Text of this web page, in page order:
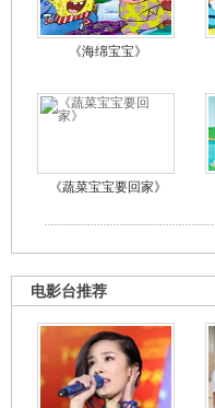
《海绵宝宝》
《蔬菜宝宝要回家》
电影台推荐